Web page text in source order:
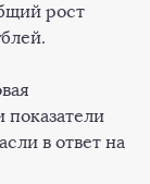
рост
показатели
в ответ на